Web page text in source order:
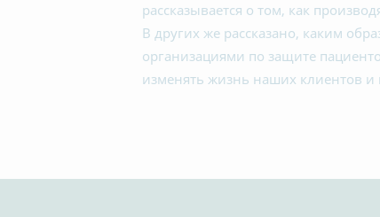
рассказывается о том, как
В других же рассказано, каким
организациями по защите
изменять жизнь наших клиентов и